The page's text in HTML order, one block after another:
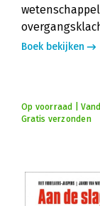
Boek bekijken
Op voorraad |
Gratis verzonden